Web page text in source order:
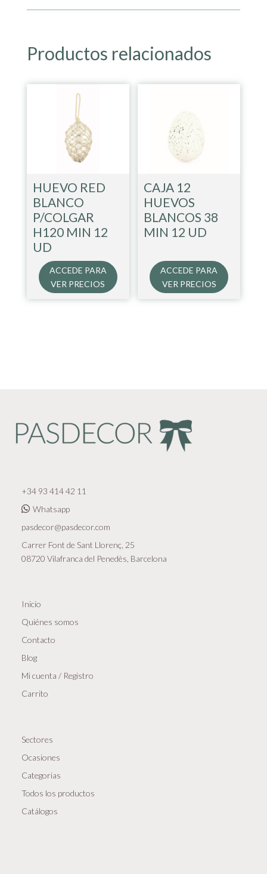
Productos relacionados
HUEVO RED
BLANCO
P/COLGAR
H120 MIN 12
UD
ACCEDE PARA
VER PRECIOS
CAJA 12
HUEVOS
BLANCOS 38
MIN 12 UD
ACCEDE PARA
VER PRECIOS
+34 93 414 42 11
Whatsapp
pasdecor@pasdecor.com
Carrer Font de Sant Llorenç, 25
08720 Vilafranca del Penedès, Barcelona
Inicio
Quiénes somos
Contacto
Blog
Mi cuenta / Registro
Carrito
Sectores
Ocasiones
Categorias
Todos los productos
Catálogos